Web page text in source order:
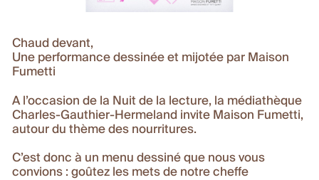
Chaud devant,
Une performance dessinée et mijotée par Maison
Fumetti
A l’occasion de la Nuit de la lecture, la médiathèque
Charles-Gauthier-Hermeland invite Maison Fumetti,
autour du thème des nourritures.
C’est donc à un menu dessiné que nous vous
convions : goûtez les mets de notre cheffe